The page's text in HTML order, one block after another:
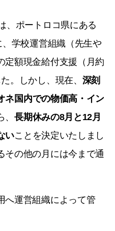
、ポートロコ県にある
学校運営組織（先生や
定額現金給付支援（月約
。しかし、現在、 深刻
ネ国内での物価高・イン
、長期休みの8月と12月
いことを決定いたしまし
その他の月には今まで通
へ運営組織によって管